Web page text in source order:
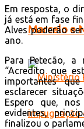
Marcelo e
Em resposta, o
já está em fase
Alves poderão
ano.
Para Petecão,
“Acredito que
importantes
esclarecer
Espero que,
evidentes,
finalizou o